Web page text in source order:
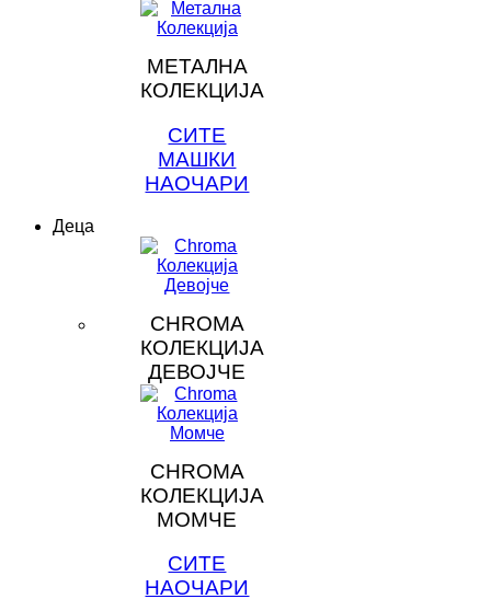
МЕТАЛНА
КОЛЕКЦИЈА
СИТЕ
МАШКИ
НАОЧАРИ
Деца
CHROMA
КОЛЕКЦИЈА
ДЕВОЈЧЕ
CHROMA
КОЛЕКЦИЈА
МОМЧЕ
СИТЕ
НАОЧАРИ